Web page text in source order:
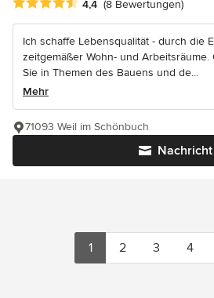
Durchschnittliche Bewertung: 4.4
4,4 (8 Bewertungen)
Ich schaffe Lebensqualität - durch die
zeitgemäßer Wohn- und
Sie in Themen des Bauens und de...
Mehr
Nachricht
71093 Weil im Schönbuch
1 2 3 4